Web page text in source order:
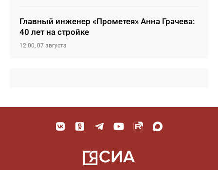
Главный инженер «Прометея» Анна Грачева:
40 лет на стройке
12:00, 07 августа